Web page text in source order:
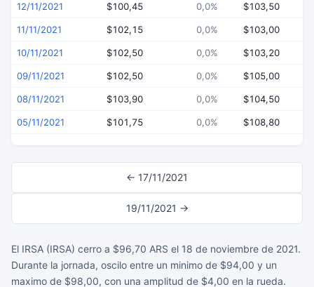
12/11/2021 $100,45 0,0% $103,50
11/11/2021 $102,15 0,0% $103,00
10/11/2021 $102,50 0,0% $103,20
09/11/2021 $102,50 0,0% $105,00
08/11/2021 $103,90 0,0% $104,50
05/11/2021 $101,75 0,0% $108,80
← 17/11/2021
19/11/2021 →
El IRSA (IRSA) cerro a $96,70 ARS el 18 de noviembre de 2021.
Durante la jornada, oscilo entre un minimo de $94,00 y un
maximo de $98,00, con una amplitud de $4,00 en la rueda.